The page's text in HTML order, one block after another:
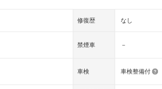
修復歴 なし
禁煙車 －
車検 車検整備付